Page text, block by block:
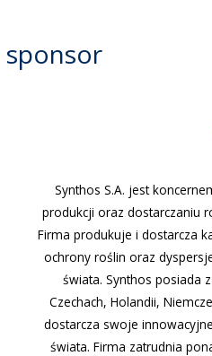
sponsor
Synthos S.A. jest
produkcji oraz dostarczaniu
Firma produkuje i dostarcza
ochrony roślin oraz
świata. Synthos posiada
Czechach, Holandii,
dostarcza swoje
świata. Firma zatrudnia